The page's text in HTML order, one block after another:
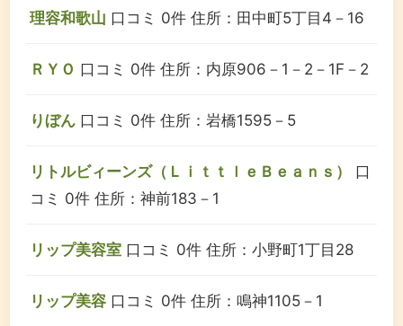
理容和歌山 口コミ 0件 住所：田中町5丁目4－16
ＲＹＯ 口コミ 0件 住所：内原906－1－2－1F－2
りぼん 口コミ 0件 住所：岩橋1595－5
リトルビィーンズ（ＬｉｔｔｌｅＢｅａｎｓ）
口
コミ 0件 住所：神前183－1
リップ美容室 口コミ 0件 住所：小野町1丁目28
リップ美容 口コミ 0件 住所：鳴神1105－1